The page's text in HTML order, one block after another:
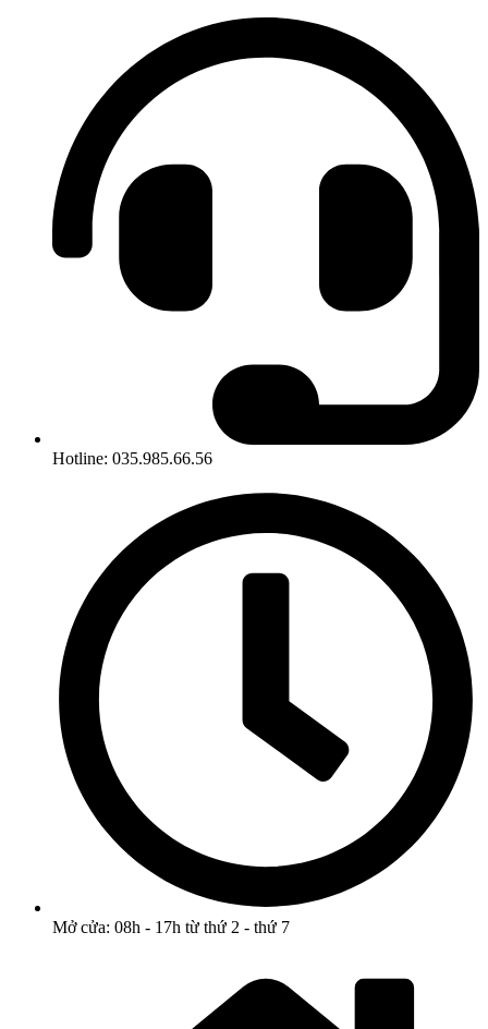
Hotline: 035.985.66.56
Mở cửa: 08h - 17h từ thứ 2 - thứ 7